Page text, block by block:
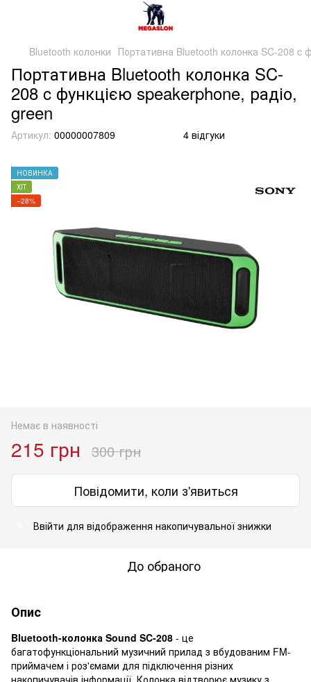
Bluetooth колонки Портативна Bluetooth колонка SC-208 c
Портативна Bluetooth колонка SC-
208 c функцією speakerphone, радіо,
green
Артикул: 00000007809 4 відгуки
НОВИНКА
ХІТ
−28%
Немає в наявності
215 грн 300 грн
Повідомити, коли з'явиться
Ввійти для відображення накопичувальної знижки
До обраного
Опис
Bluetooth-колонка Sound SC-208 - це
багатофункціональний музичний прилад з вбудованим FM-
приймачем і роз'ємами для підключення різних
накопичувачів інформації. Колонка відтворює музику з